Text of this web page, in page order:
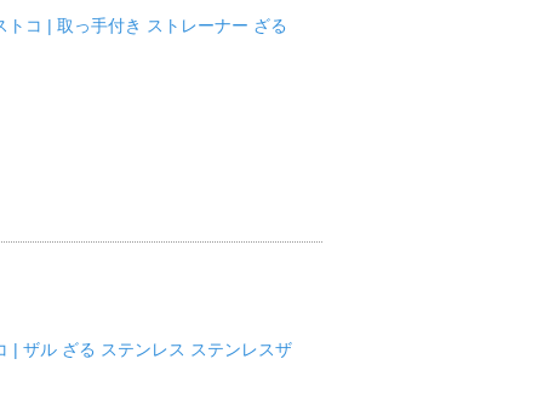
コ | 取っ手付き ストレーナー ざる
| ザル ざる ステンレス ステンレスザ